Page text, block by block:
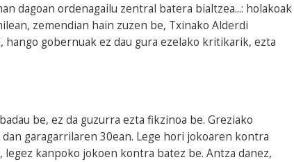
dagoan ordenagailu zentral batera bialtzea...: holakoak
zemendian hain zuzen be, Txinako Alderdi
gobernuak ez dau gura ezelako kritikarik, ezta
be, ez da guzurra ezta fikzinoa be. Greziako
garagarrilaren 30ean. Lege hori jokoaren kontra
kanpoko jokoen kontra batez be. Antza danez,